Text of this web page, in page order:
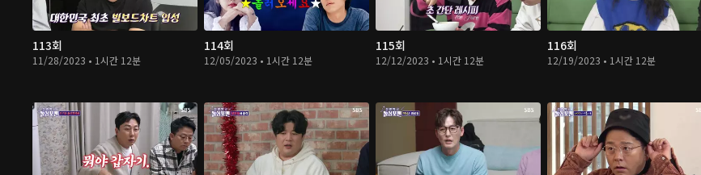
113회
11/28/2023 • 1시간 12분
114회
12/05/2023 • 1시간 12분
115회
12/12/2023 • 1시간 12분
116회
12/19/2023 • 1시간 12분